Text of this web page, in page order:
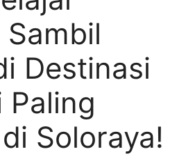
Destinasi
Paling
Soloraya!